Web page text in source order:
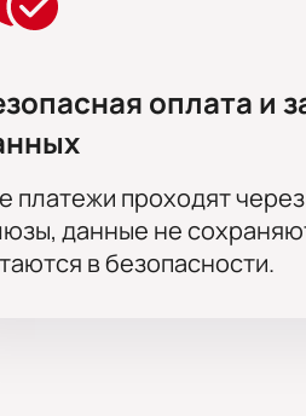
оплата и
платежи проходят
данные не
в безопасности.